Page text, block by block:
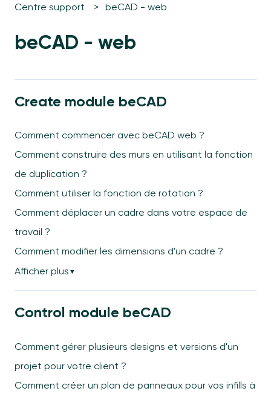
Centre support beCAD - web
beCAD - web
Create module beCAD
Comment commencer avec beCAD web ?
Comment construire des murs en utilisant la fonction
de duplication ?
Comment utiliser la fonction de rotation ?
Comment déplacer un cadre dans votre espace de
travail ?
Comment modifier les dimensions d'un cadre ?
Afficher plus ▼
Control module beCAD
Comment gérer plusieurs designs et versions d'un
projet pour votre client ?
Comment créer un plan de panneaux pour vos infills à